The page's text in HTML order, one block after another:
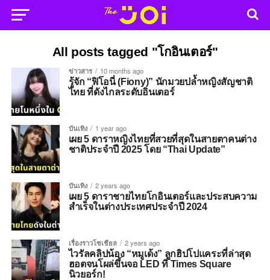
All posts tagged "โกอินเตอร์"
ข่าวสาร 10 months ago
รู้จัก “ฟิโอนี่ (Fiony)” นักมวยปล้ำหญิงสัญชาติ
ไทย ที่ดังไกลระดับอินเตอร์
บันเทิง 1 year ago
เผย 5 ดาราหญิงไทยที่สวยที่สุดในสายตาคนต่าง
ชาติประจำปี 2025 โดย “Thai Update”
บันเทิง 2 years ago
เผย 5 ดาราชายไทยโกอินเตอร์และประสบความ
สำเร็จในต่างประเทศประจำปี 2024
เรื่องราวโซเชียล 2 years ago
ไวรัลคลิปน้อง “หมูเด้ง” ลูกฮิปโปแคระที่ล่าสุด
ฮอตจนโผล่ขึ้นจอ LED ที่ Times Square
นิวยอร์ก!